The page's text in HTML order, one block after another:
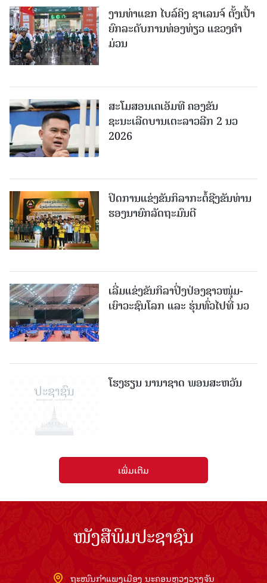
ງານທ່າແຂກ ໄບລ໌ຄິງ ຊາເລນຈ໌ ຕັ້ງເປົ້າ
ຍົກລະດັບການທ່ອງທ່ຽວ ແຂວງຄໍາ
ມ່ວນ
ສະໂມສອນເຄເອັມທີ ຄອງຂັນ
ຊະນະເລີດບານເຕະລາວລີກ 2 ນວ
2026
ປິດການແຂ່ງຂັນກິລາກະຕໍ້ຊີງຂັນທ່ານ
ຮອງນາຍົກລັດຖະມົນຕີ
ເລີ່ມແຂ່ງຂັນກິລາປິ່ງປ່ອງຊາວໜຸ່ມ-
ເຍົາວະຊົນໂລກ ແລະ ຮຸ່ນທົ່ວໄປທີ່ ນວ
ໂຮງຮຽນ ນານາຊາດ ພອນສະຫວັນ
ເພີ່ມເຕີມ
ໜັງສືພິມປະຊາຊົນ
ຖະໜົນກຳແພງເມືອງ ນະຄອນຫຼວງວຽງຈັນ